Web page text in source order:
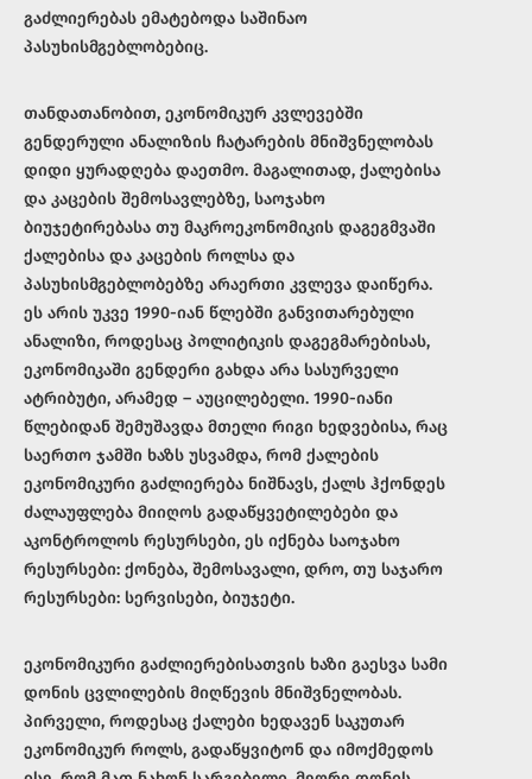
გაძლიერებას ემატებოდა საშინაო
პასუხისმგებლობებიც.
თანდათანობით, ეკონომიკურ კვლევებში
გენდერული ანალიზის ჩატარების მნიშვნელობას
დიდი ყურადღება დაეთმო. მაგალითად, ქალებისა
და კაცების შემოსავლებზე, საოჯახო
ბიუჯეტირებასა თუ მაკროეკონომიკის დაგეგმვაში
ქალებისა და კაცების როლსა და
პასუხისმგებლობებზე არაერთი კვლევა დაიწერა.
ეს არის უკვე 1990-იან წლებში განვითარებული
ანალიზი, როდესაც პოლიტიკის დაგეგმარებისას,
ეკონომიკაში გენდერი გახდა არა სასურველი
ატრიბუტი, არამედ – აუცილებელი. 1990-იანი
წლებიდან შემუშავდა მთელი რიგი ხედვებისა, რაც
საერთო ჯამში ხაზს უსვამდა, რომ ქალების
ეკონომიკური გაძლიერება ნიშნავს, ქალს ჰქონდეს
ძალაუფლება მიიღოს გადაწყვეტილებები და
აკონტროლოს რესურსები, ეს იქნება საოჯახო
რესურსები: ქონება, შემოსავალი, დრო, თუ საჯარო
რესურსები: სერვისები, ბიუჯეტი.
ეკონომიკური გაძლიერებისათვის ხაზი გაესვა სამი
დონის ცვლილების მიღწევის მნიშვნელობას.
პირველი, როდესაც ქალები ხედავენ საკუთარ
ეკონომიკურ როლს, გადაწყვიტონ და იმოქმედოს